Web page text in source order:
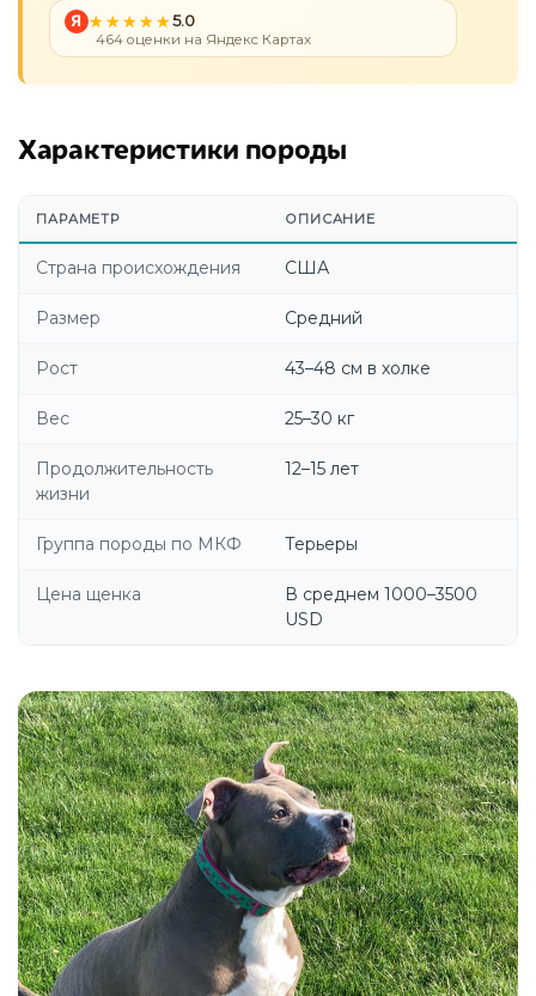
Я 5.0
464 оценки на Яндекс Картах
Характеристики породы
ПАРАМЕТР ОПИСАНИЕ
Страна происхождения США
Размер Средний
Рост 43–48 см в холке
Вес 25–30 кг
Продолжительность
жизни
12–15 лет
Группа породы по МКФ Терьеры
Цена щенка
В среднем 1000–3500
USD